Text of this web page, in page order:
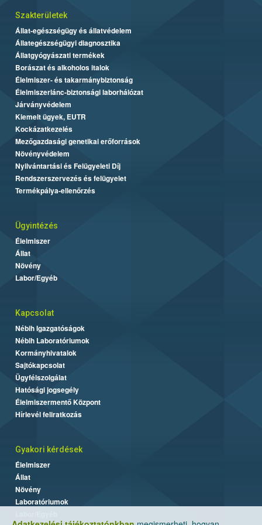
Szakterületek
Állat-egészségügy és állatvédelem
Állategészségügyi diagnosztika
Állatgyógyászati termékek
Borászat és alkoholos italok
Élelmiszer- és takarmánybiztonság
Élelmiszerlánc-biztonsági laborhálózat
Járványvédelem
Kiemelt ügyek, EUTR
Kockázatkezelés
Mezőgazdasági genetikai erőforrások
Növényvédelem
Nyilvántartási és Felügyeleti Díj
Rendszerszervezés és felügyelet
Termékpálya-ellenőrzés
Ügyintézés
Élelmiszer
Állat
Növény
Labor/Egyéb
Kapcsolat
Nébih Igazgatóságok
Nébih Laboratóriumok
Kormányhivatalok
Sajtókapcsolat
Ügyfélszolgálat
Hatósági jogsegély
Élelmiszermentő Központ
Hírlevél feliratkozás
Gyakori kérdések
Élelmiszer
Állat
Növény
Laboratóriumok